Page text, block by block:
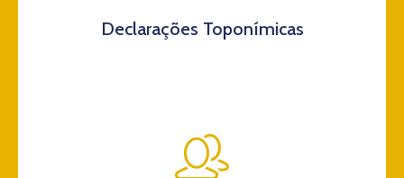
Declarações Toponímicas